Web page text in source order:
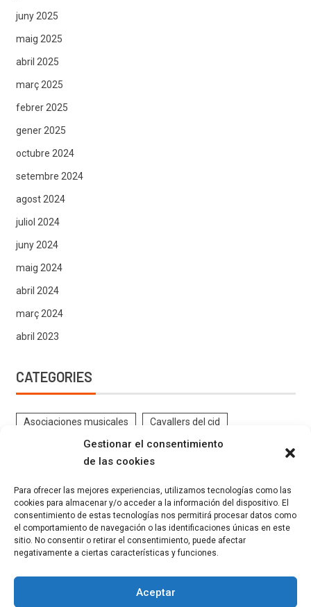
Gestionar el consentimiento
de las cookies
Para ofrecer las mejores experiencias, utilizamos tecnologías como las
cookies para almacenar y/o acceder a la información del dispositivo. El
consentimiento de estas tecnologías nos permitirá procesar datos como
el comportamiento de navegación o las identificaciones únicas en este
sitio. No consentir o retirar el consentimiento, puede afectar
negativamente a ciertas características y funciones.
Aceptar
juny 2025
maig 2025
abril 2025
març 2025
febrer 2025
gener 2025
octubre 2024
setembre 2024
agost 2024
juliol 2024
juny 2024
maig 2024
abril 2024
març 2024
abril 2023
CATEGORIES
Asociaciones musicales Cavallers del cid
Contrabandistes CRÒNIQUES DE FESTES
ENTREVISTES Estatutos Eventos Federació
FESTES GELADORS Filaes GALERIA FESTERA
INSTRUCCIONS FESTERES Kaimans La Canyeta
MÚSICA